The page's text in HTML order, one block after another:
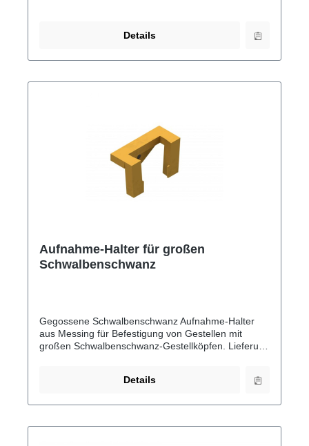
Details
Aufnahme-Halter für großen
Schwalbenschwanz
Gegossene Schwalbenschwanz Aufnahme-Halter
aus Messing für Befestigung von Gestellen mit
großen Schwalbenschwanz-Gestellköpfen. Lieferung
Details